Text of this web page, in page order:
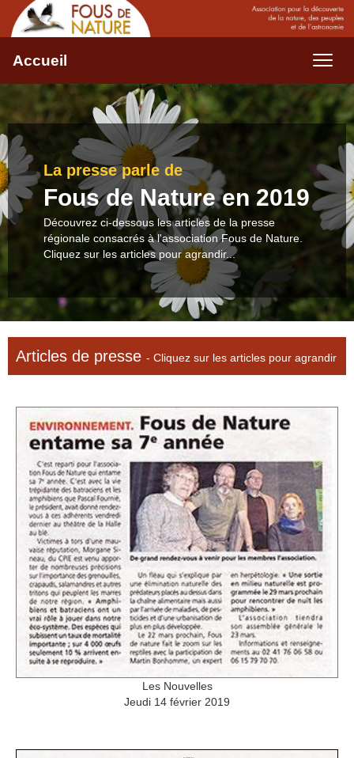
Accueil
La presse parle de
Fous de Nature en 2019
Découvrez ci-dessous les articles de la presse
régionale consacrés à l'association Fous de Nature.
Cliquez sur les articles pour agrandir...
Articles de presse - Cliquez sur les articles pour agrandir
Les Nouvelles
Jeudi 14 février 2019